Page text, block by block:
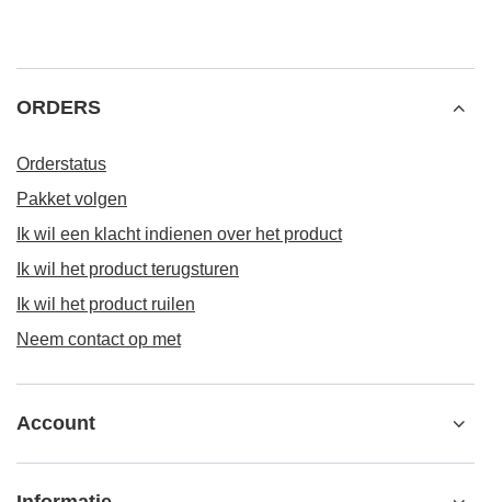
ORDERS
Orderstatus
Pakket volgen
Ik wil een klacht indienen over het product
Ik wil het product terugsturen
Ik wil het product ruilen
Neem contact op met
Account